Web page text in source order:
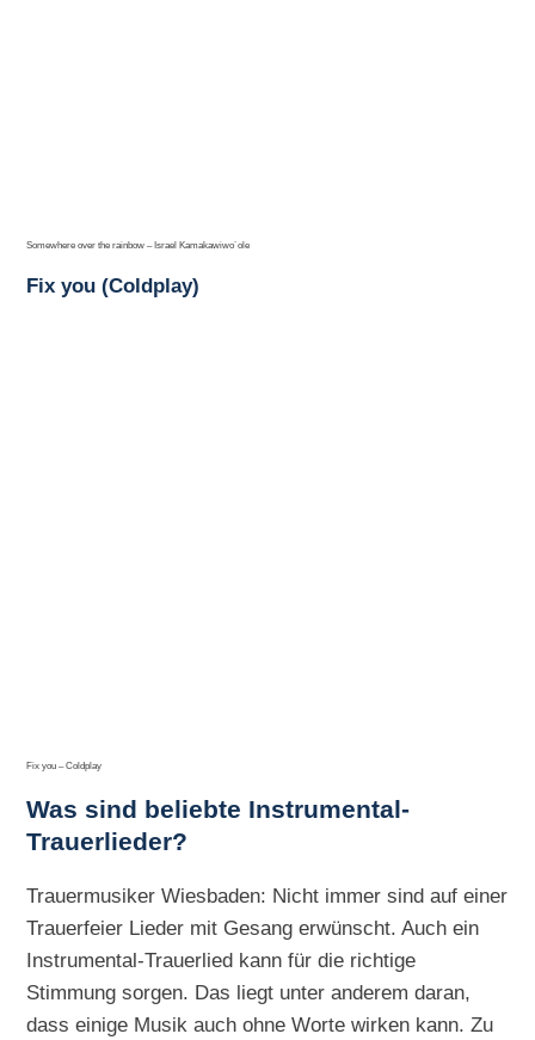
Somewhere over the rainbow – Israel Kamakawiwo´ole
Fix you (Coldplay)
Fix you – Coldplay
Was sind beliebte Instrumental-
Trauerlieder?
Trauermusiker Wiesbaden: Nicht immer sind auf einer
Trauerfeier Lieder mit Gesang erwünscht. Auch ein
Instrumental-Trauerlied kann für die richtige
Stimmung sorgen. Das liegt unter anderem daran,
dass einige Musik auch ohne Worte wirken kann. Zu